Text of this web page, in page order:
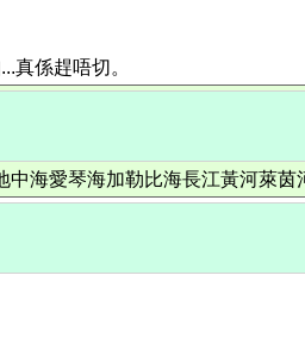
真係趕唔切。
海愛琴海加勒比海長江黃河萊